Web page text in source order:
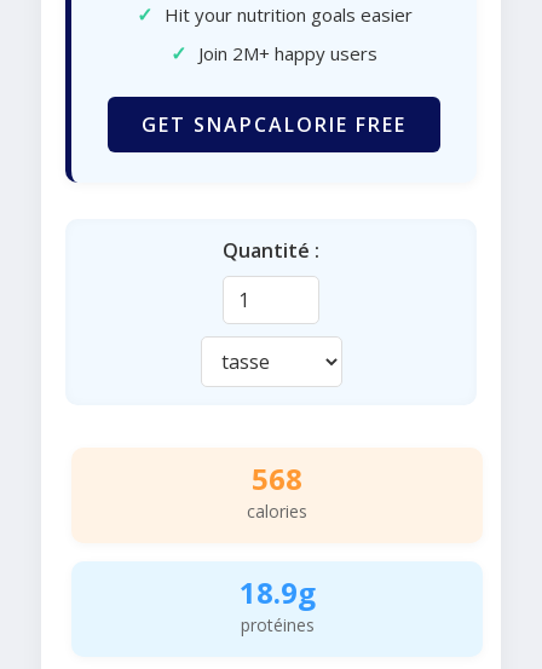
✓ Hit your nutrition goals easier
✓ Join 2M+ happy users
GET SNAPCALORIE FREE
Quantité :
568
calories
18.9g
protéines